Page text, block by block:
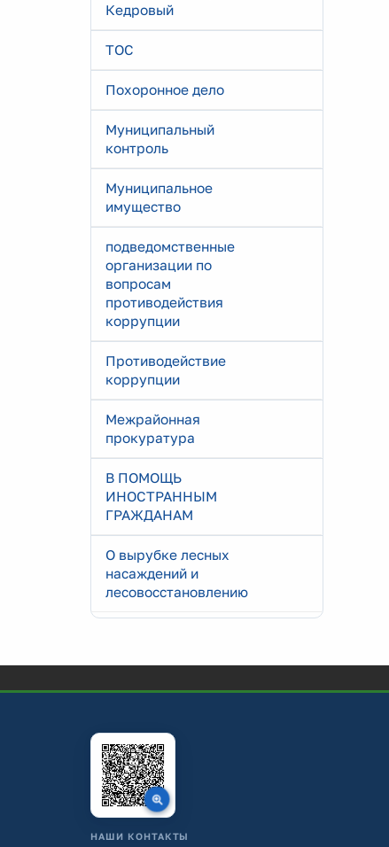
Кедровый
ТОС
Похоронное дело
Муниципальный
контроль
Муниципальное
имущество
подведомственные
организации по
вопросам
противодействия
коррупции
Противодействие
коррупции
Межрайонная
прокуратура
В ПОМОЩЬ
ИНОСТРАННЫМ
ГРАЖДАНАМ
О вырубке лесных
насаждений и
лесовосстановлению
НАШИ КОНТАКТЫ